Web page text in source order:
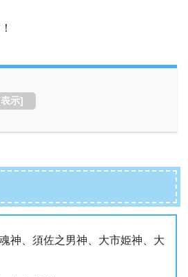
表示]
神、須佐之男神、大市姫神、大